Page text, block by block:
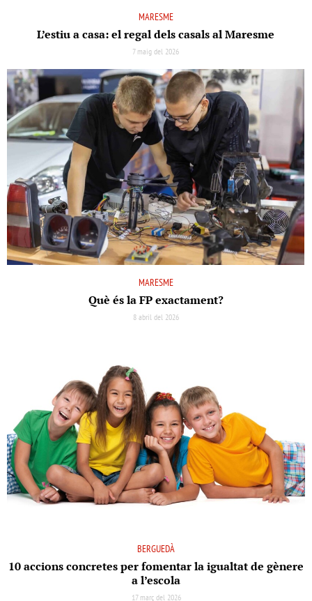
MARESME
L’estiu a casa: el regal dels casals al Maresme
7 maig del 2026
MARESME
Què és la FP exactament?
8 abril del 2026
BERGUEDÀ
10 accions concretes per fomentar la igualtat de gènere
a l’escola
17 març del 2026